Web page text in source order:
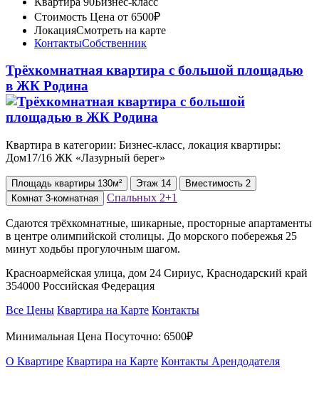
Стоимость Цена от 6500₽
ЛокацияСмотреть на карте
КонтактыСобственник
Трёхкомнатная квартира с большой площадью
в ЖК Родина
Квартира в категории: Бизнес-класс, локация квартиры:
Дом17/16 ЖК «Лазурный берег»
Площадь квартиры 130м² Этаж 14 Вместимость 2
Комнат 3-комнатная Спальных 2+1
Сдаются трёхкомнатные, шикарные, просторные апартаменты
в центре олимпийской столицы. До морского побережья 25
минут ходьбы прогулочным шагом.
Красноармейская улица, дом 24 Сириус, Краснодарский край
354000 Российская Федерация
Все Цены Квартира на Карте Контакты
Минимальная Цена Посуточно: 6500₽
О Квартире Квартира на Карте Контакты Арендодателя